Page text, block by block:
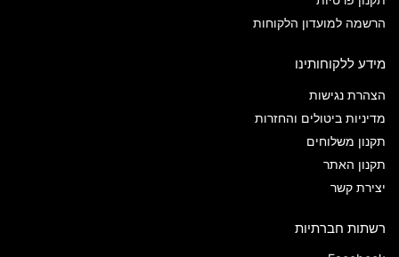
הרשמה למועדון הלקוחות
מידע ללקוחותינו
הצהרת נגישות
מדיניות ביטולים והחזרות
תקנון משלוחים
תקנון האתר
יצירת קשר
רשתות חברתיות